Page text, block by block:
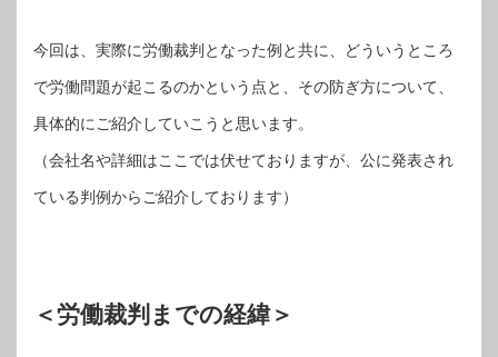
今回は、実際に労働裁判となった例と共に、どういうところ
で労働問題が起こるのかという点と、その防ぎ方について、
具体的にご紹介していこうと思います。
（会社名や詳細はここでは伏せておりますが、公に発表され
ている判例からご紹介しております）
＜労働裁判までの経緯＞